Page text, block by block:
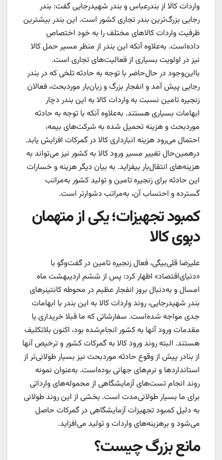
واردات کالا از بندرعباس و بندر شهیدرجایی گفت: بندر
رجایی بزرگ‌ترین بندر تجاری کشور است. این بندر بیشترین
ظرفیت واردات کالاهای مختلف را به خود اختصاص
داده‌است. به‌علاوه آنکه این بندر از منظر مسیر حمل کالا
نیز در اولویت بسیاری از فعالیت‌های تجاری است.
بااین‌‌‌‌‌وجود در حال‌حاضر با توجه به حادثه تلخی که در بندر
رجایی پیش آمد و انفجار بزرگ و زیان‌بار موردبحث، فعالان
زنجیره تامین نسبت به واردات کالا به این بندر دچار
ابهامات بسیاری هستند. به‌علاوه آنکه با توجه به حادثه
موردبحث و هزینه تحمیل شده به شرکت‌های بیمه،
احتمال می‌رود هزینه انبارداری کالا در گمرکات افزایش یابد.
درهمین‌‌‌‌‌حال تغییر مسیر ورود کالا به کشور نیز می‌تواند به
هزینه‌های انتقال‌بار بیفزاید. به بیان دیگر هزینه و خسارات
این حادثه برای زنجیره تامین و تولید کشور به‌مراتب
گسترده و احتساب آن، به‌‌‌‌‌مراتب دشوارتر است.
کمبود تجهیزات؛ یکی از متهمان
دپوی کالا
علیرضا قلی‌‌‌‌‌بیگی، فعال زنجیره تامین در گفت‌وگو با
«دنیای‌اقتصاد» اظهار کرد: پس از ششم اردیبهشت ماه
امسال و به‌دنبال بروز انفجار عظیم در محوطه کانتینرهای
بندر شهیدرجایی، روند واردات کالا به این بندر با ابهامات
جدی مواجه شده‌است. سفارشاتی که ما قبلا خریداری یا
مقدمات ورود آنها به کشور انجام‌شده بود، اکنون بلاتکلیف
هستند. البته روند ورود کالا به گمرکات کشور و ترخیص آنها
از بنادر پیش از وقوع حادثه موردبحث نیز بسیار طولانی‌‌‌‌‌تر از
استانداردها و نرم‌‌‌‌‌های جهانی بوده‌است. به‌عنوان نمونه
روند انجام تست‌‌‌‌‌های آزمایشگاهی از محموله‌‌‌‌‌های وارداتی
برای ما بسیار طولانی‌مدت است. بخشی از این روند طولانی
به دلیل کمبود تجهیزات آزمایشگاهی در گمرکات حاصل
می‌شود و برهزینه‌های واردات و تولید می‌افزاید.
مانع بزرگ چیست؟